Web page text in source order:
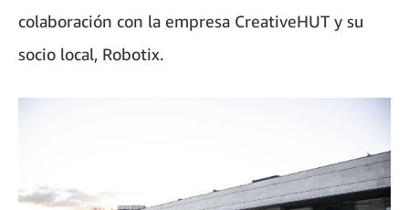
colaboración con la empresa CreativeHUT y su
socio local, Robotix.